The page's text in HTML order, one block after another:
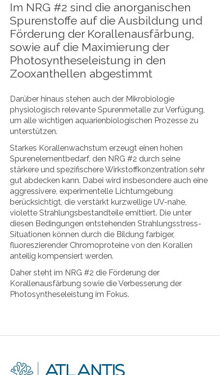
Im NRG #2 sind die anorganischen
Spurenstoffe auf die Ausbildung und
Förderung der Korallenausfärbung,
sowie auf die Maximierung der
Photosyntheseleistung in den
Zooxanthellen abgestimmt
Darüber hinaus stehen auch der Mikrobiologie
physiologisch relevante Spurenmetalle zur Verfügung,
um alle wichtigen aquarienbiologischen Prozesse zu
unterstützen.
Starkes Korallenwachstum erzeugt einen hohen
Spurenelementbedarf, den NRG #2 durch seine
stärkere und spezifischere Wirkstoffkonzentration sehr
gut abdecken kann. Dabei wird insbesondere auch eine
aggressivere, experimentelle Lichtumgebung
berücksichtigt, die verstärkt kurzwellige UV-nahe,
violette Strahlungsbestandteile emittiert. Die unter
diesen Bedingungen entstehenden Strahlungsstress-
Situationen können durch die Bildung farbiger,
fluoreszierender Chromoproteine von den Korallen
anteilig kompensiert werden.
Daher steht im NRG #2 die Förderung der
Korallenausfärbung sowie die Verbesserung der
Photosyntheseleistung im Fokus.